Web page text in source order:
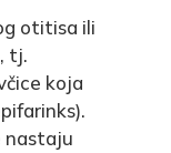
otitisa ili
tj.
koja
nastaju